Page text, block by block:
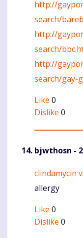
http://
search/
http://
search/
http://
search/gay-
Like 0
Dislike 0
bjwthosn -
Komentaras
clindamycin
allergy
Like 0
Dislike 0